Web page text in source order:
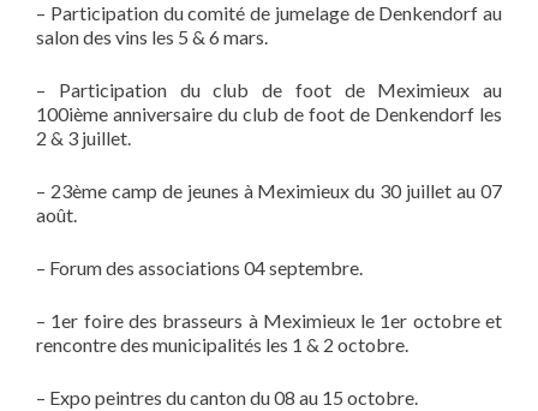
– Participation du comité de jumelage de Denkendorf au
salon des vins les 5 & 6 mars.
– Participation du club de foot de Meximieux au
100ième anniversaire du club de foot de Denkendorf les
2 & 3 juillet.
– 23ème camp de jeunes à Meximieux du 30 juillet au 07
août.
– Forum des associations 04 septembre.
– 1er foire des brasseurs à Meximieux le 1er octobre et
rencontre des municipalités les 1 & 2 octobre.
– Expo peintres du canton du 08 au 15 octobre.